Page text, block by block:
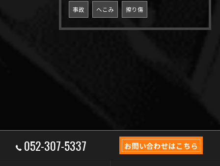
事故 へこみ 擦り傷
052-307-5337 お問い合わせはこちら